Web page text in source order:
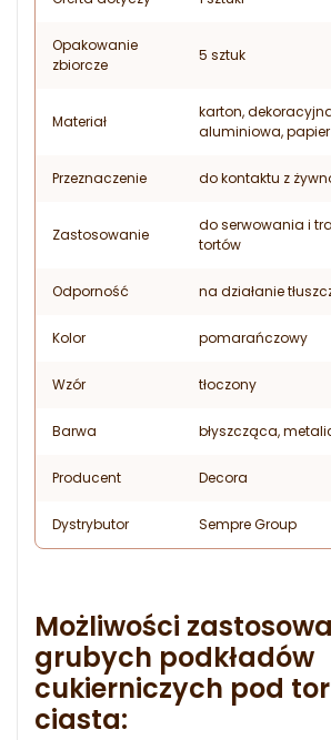
Opakowanie
zbiorcze
5 sztuk
Materiał
karton,
aluminiowa, papier
Przeznaczenie do kontaktu z
Zastosowanie
do serwowania i
tortów
Odporność na działanie
Kolor pomarańczowy
Wzór tłoczony
Barwa błyszcząca,
Producent Decora
Dystrybutor Sempre Group
Możliwości
grubych podkładów
cukierniczych pod
ciasta: